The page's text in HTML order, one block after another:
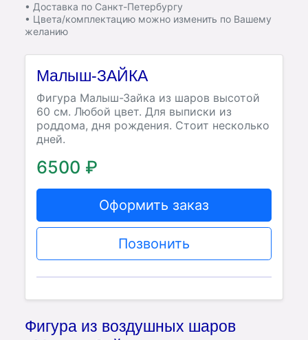
• Доставка по Санкт-Петербургу
• Цвета/комплектацию можно изменить по Вашему
желанию
Малыш-ЗАЙКА
Фигура Малыш-Зайка из шаров высотой
60 см. Любой цвет. Для выписки из
роддома, дня рождения. Стоит несколько
дней.
6500 ₽
Оформить заказ
Позвонить
Фигура из воздушных шаров